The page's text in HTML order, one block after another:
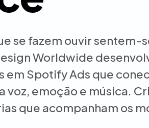
se fazem ouvir sentem-
Worldwide
em Spotify Ads que
voz, emoção e música.
que acompanham os